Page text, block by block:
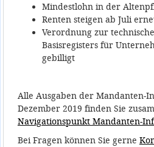
Mindestlohn in der
Renten steigen ab Juli
Verordnung zur
Basisregisters für
gebilligt
Alle Ausgaben der Mandanten-
Dezember 2019 finden Sie
Navigationspunkt Mandanten-
Bei Fragen können Sie gerne